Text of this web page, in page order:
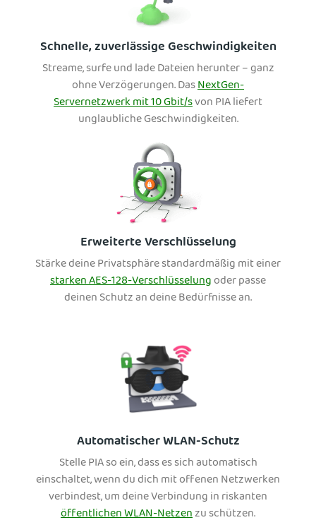
Schnelle, zuverlässige Geschwindigkeiten
Streame, surfe und lade Dateien herunter – ganz
ohne Verzögerungen. DasNextGen-
Servernetzwerk mit 10 Gbit/svon PIA liefert
unglaubliche Geschwindigkeiten.
Erweiterte Verschlüsselung
Stärke deine Privatsphäre standardmäßig mit einer
starken AES-128-Verschlüsselungoder passe
deinen Schutz an deine Bedürfnisse an.
Automatischer WLAN-Schutz
Stelle PIA so ein, dass es sich automatisch
einschaltet, wenn du dich mit offenen Netzwerken
verbindest, um deine Verbindung in riskanten
öffentlichen WLAN-Netzenzu schützen.